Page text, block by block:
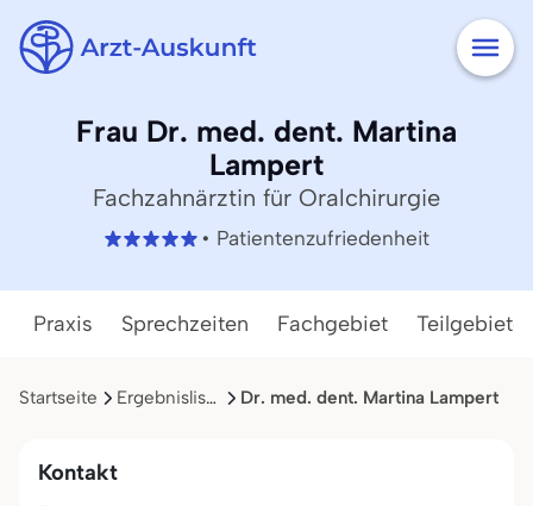
Frau Dr. med. dent. Martina
Lampert
Fachzahnärztin für Oralchirurgie
• Patientenzufriedenheit
Praxis Sprechzeiten Fachgebiet Teilgebiete
Startseite Ergebnisliste Dr. med. dent. Martina Lampert
Kontakt